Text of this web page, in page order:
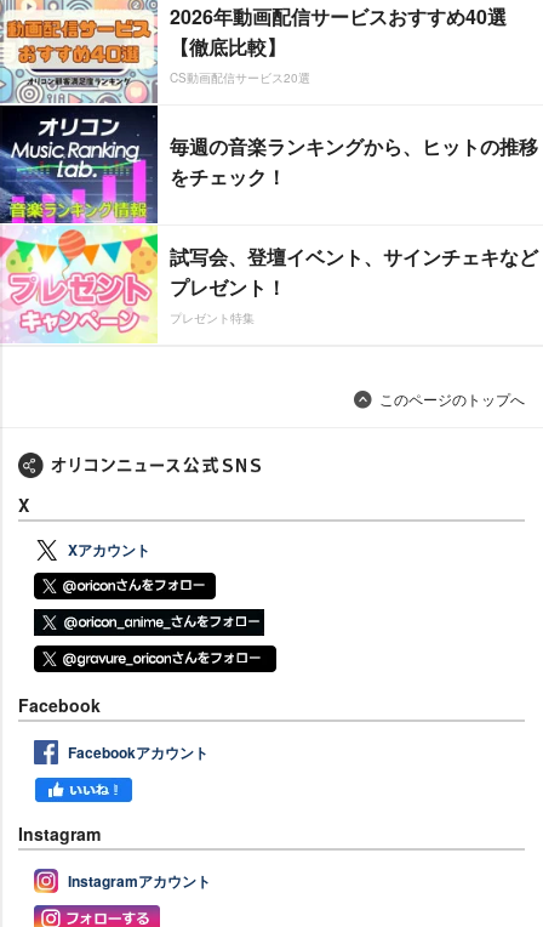
2026年動画配信サービスおすすめ40選
【徹底比較】
CS動画配信サービス20選
毎週の音楽ランキングから、ヒットの推移
をチェック！
試写会、登壇イベント、サインチェキなど
プレゼント！
プレゼント特集
このページのトップへ
X
Xアカウント
Facebook
Facebookアカウント
Instagram
Instagramアカウント